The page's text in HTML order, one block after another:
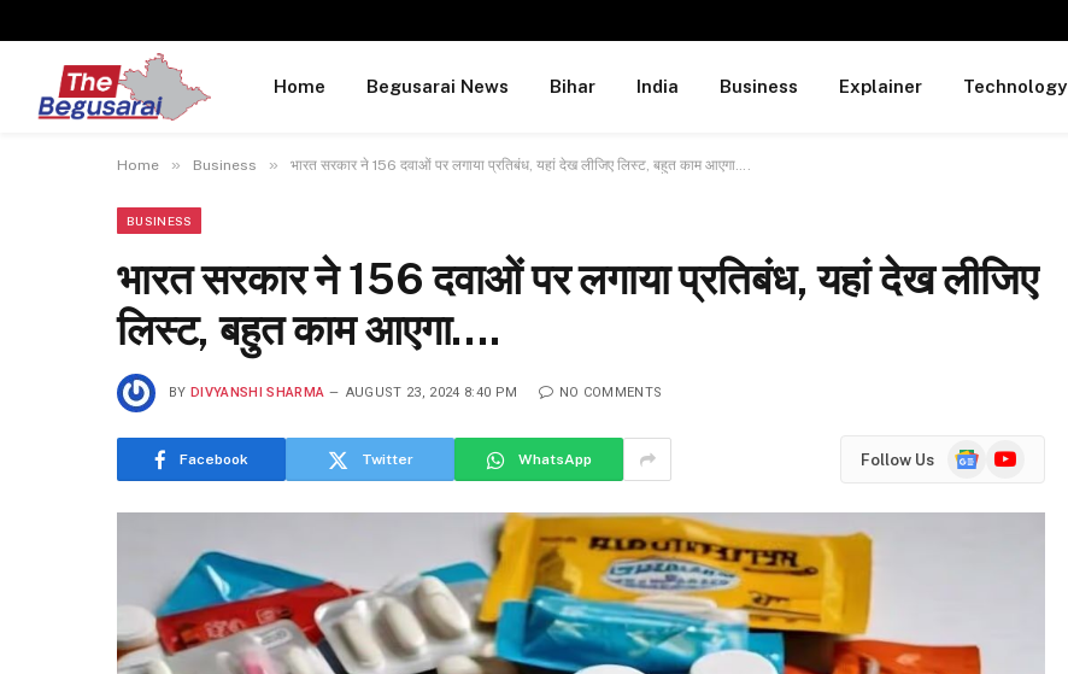
Home Begusarai News Bihar India Business Explainer Technology
Home » Business » भारत सरकार ने 156 दवाओं पर लगाया प्रतिबंध, यहां देख लीजिए लिस्ट, बहुत काम आएगा….
BUSINESS
भारत सरकार ने 156 दवाओं पर लगाया प्रतिबंध, यहां देख लीजिए
लिस्ट, बहुत काम आएगा….
BY DIVYANSHI SHARMA AUGUST 23, 2024 8:40 PM NO COMMENTS
Facebook Twitter WhatsApp Follow Us
GoogleYouTube